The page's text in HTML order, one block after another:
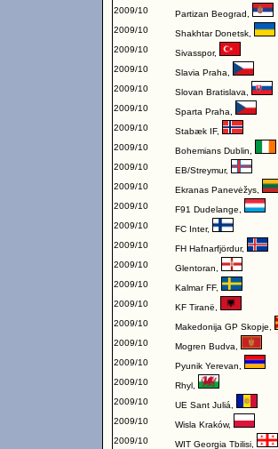
2009/10
Partizan Beograd
2009/10
Shakhtar Donetsk
2009/10
Sivasspor,
2009/10
Slavia Praha
2009/10
Slovan Bratislava
2009/10
Sparta Praha
2009/10
Stabæk IF,
2009/10
Bohemians Dublin
2009/10
EB/Streymur,
2009/10
Ekranas Panevėžys
2009/10
F91 Dudelange
2009/10
FC Inter,
2009/10
FH Hafnarfjördur,
2009/10
Glentoran
2009/10
Kalmar FF,
2009/10
KF Tiranë
2009/10
Makedonija GP Skopje
2009/10
Mogren Budva
2009/10
Pyunik Yerevan
2009/10
Rhyl
2009/10
UE Sant Juliá
2009/10
Wisla Kraków,
2009/10
WIT Georgia Tbilisi